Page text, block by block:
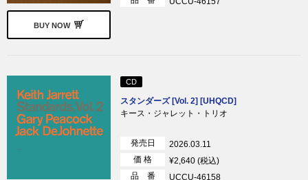
BUY NOW
CD
スタンダーズ [Vol. 2] [UHQCD]
キース・ジャレット・トリオ
発売日
2026.03.11
価 格
¥2,640 (税込)
品 番
UCCU-46158